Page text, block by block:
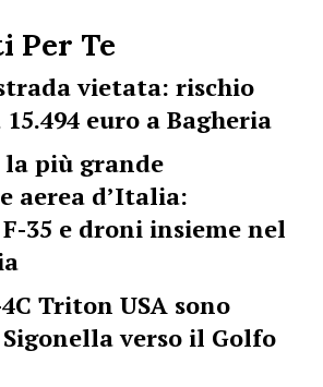
Per Te
vietata: rischio
euro a Bagheria
più grande
aerea d’Italia:
35 e droni insieme nel
Triton USA sono
verso il Golfo